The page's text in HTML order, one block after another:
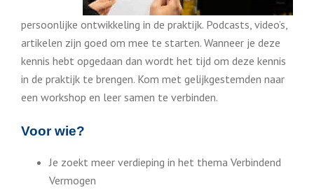
persoonlijke ontwikkeling in de praktijk. Podcasts, video’s,
artikelen zijn goed om mee te starten. Wanneer je deze
kennis hebt opgedaan dan wordt het tijd om deze kennis
in de praktijk te brengen. Kom met gelijkgestemden naar
een workshop en leer samen te verbinden.
Voor wie?
Je zoekt meer verdieping in het thema Verbindend
Vermogen